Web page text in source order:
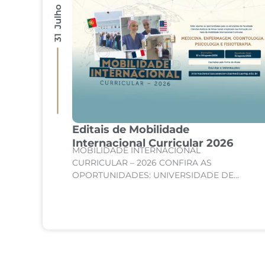
Editais de Mobilidade
Internacional Curricular 2026
MOBILIDADE INTERNACIONAL
CURRICULAR – 2026 CONFIRA AS
OPORTUNIDADES: UNIVERSIDADE DE